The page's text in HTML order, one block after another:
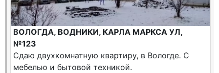
ВОЛОГДА, ВОДНИКИ, КАРЛА МАРКСА УЛ,
№123
Сдаю двухкомнатную квартиру, в Вологде. С
мебелью и бытовой техникой.